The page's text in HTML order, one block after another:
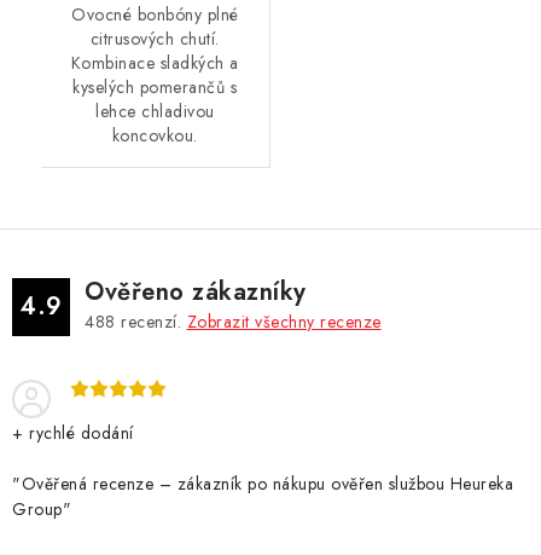
Ovocné bonbóny plné
citrusových chutí.
Kombinace sladkých a
kyselých pomerančů s
lehce chladivou
koncovkou.
4.9 Ověřeno zákazníky
488 recenzí. Zobrazit všechny recenze
+ rychlé dodání
"Ověřená recenze – zákazník po nákupu ověřen službou Heureka
Group"